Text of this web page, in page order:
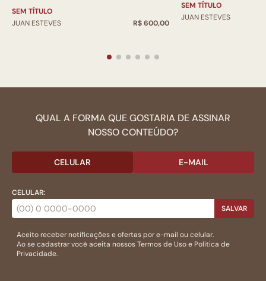
SEM TÍTULO
JUAN ESTEVES
R$ 600,00
SEM TÍTULO
JUAN ESTEVES
QUAL A FORMA QUE GOSTARIA DE ASSINAR
NOSSO CONTEÚDO?
CELULAR E-MAIL
CELULAR:
SALVAR
Aceito receber notificações e ofertas por e-mail ou celular.
Ao se cadastrar você aceita nossosTermos de Usoe Politica de
Privacidade.